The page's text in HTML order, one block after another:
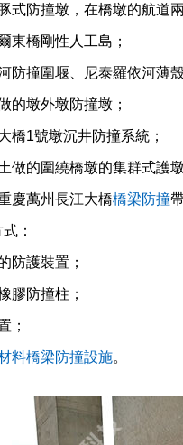
式防撞墩，在橋墩的航道
東橋剛性人工島；
防撞圍堰、尼泰羅依河薄
的墩外墩防撞墩；
橋1號墩沉井防撞系統；
做的圍繞橋墩的集群式護墩
慶萬州長江大橋橋梁防撞
：
防護裝置；
膠防撞柱；
；
料橋梁防撞設施。